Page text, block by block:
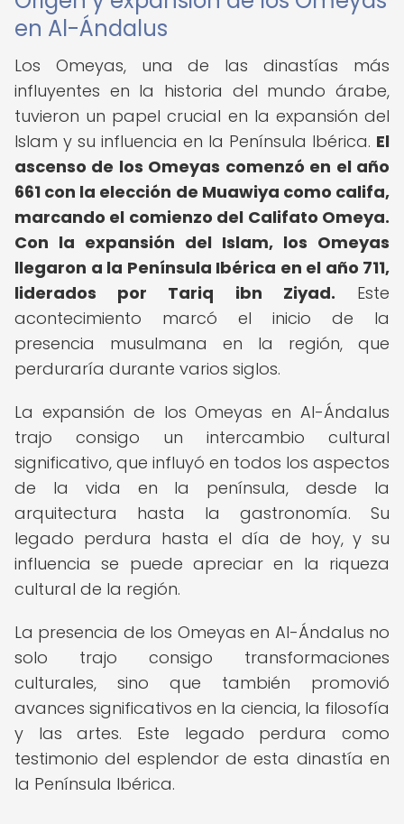
en Al-Ándalus
Los Omeyas, una de las dinastías más
influyentes en la historia del mundo árabe,
tuvieron un papel crucial en la expansión del
Islam y su influencia en la Península Ibérica. El
ascenso de los Omeyas comenzó en el año
661 con la elección de Muawiya como califa,
marcando el comienzo del Califato Omeya.
Con la expansión del Islam, los Omeyas
llegaron a la Península Ibérica en el año 711,
liderados por Tariq ibn Ziyad. Este
acontecimiento marcó el inicio de la
presencia musulmana en la región, que
perduraría durante varios siglos.
La expansión de los Omeyas en Al-Ándalus
trajo consigo un intercambio cultural
significativo, que influyó en todos los aspectos
de la vida en la península, desde la
arquitectura hasta la gastronomía. Su
legado perdura hasta el día de hoy, y su
influencia se puede apreciar en la riqueza
cultural de la región.
La presencia de los Omeyas en Al-Ándalus no
solo trajo consigo transformaciones
culturales, sino que también promovió
avances significativos en la ciencia, la filosofía
y las artes. Este legado perdura como
testimonio del esplendor de esta dinastía en
la Península Ibérica.